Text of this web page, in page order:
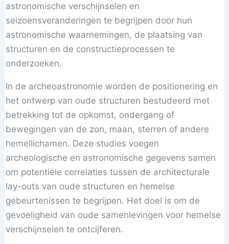
astronomische verschijnselen en
seizoensveranderingen te begrijpen door hun
astronomische waarnemingen, de plaatsing van
structuren en de constructieprocessen te
onderzoeken.
In de archeoastronomie worden de positionering en
het ontwerp van oude structuren bestudeerd met
betrekking tot de opkomst, ondergang of
bewegingen van de zon, maan, sterren of andere
hemellichamen. Deze studies voegen
archeologische en astronomische gegevens samen
om potentiële correlaties tussen de architecturale
lay-outs van oude structuren en hemelse
gebeurtenissen te begrijpen. Het doel is om de
gevoeligheid van oude samenlevingen voor hemelse
verschijnselen te ontcijferen.